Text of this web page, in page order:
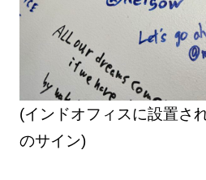
(インドオフィスに設置さ
のサイン)